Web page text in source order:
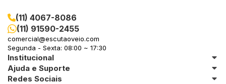
(11) 4067-8086
(11) 91590-2455
comercial@escutaoveio.com
Segunda - Sexta: 08:00 ~ 17:30
Institucional
Ajuda e Suporte
Redes Sociais